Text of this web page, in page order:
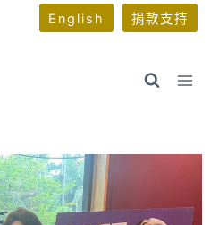
English 捐款支持